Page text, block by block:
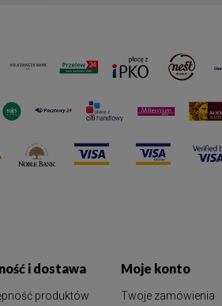
i dostawa
produktów
Moje konto
Twoje zamówienia